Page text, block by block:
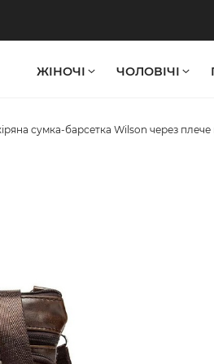
ЖІНОЧІ ЧОЛОВІЧІ
сумка-барсетка Wilson через